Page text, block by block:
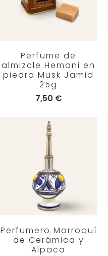
Perfume de
almizcle Hemani en
piedra Musk Jamid
25g
7,50 €
Perfumero Marroquí
de Cerámica y
Alpaca